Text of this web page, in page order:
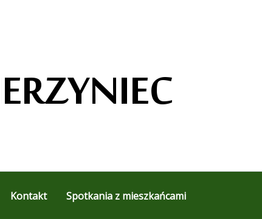
Kontakt Spotkania z mieszkańcami